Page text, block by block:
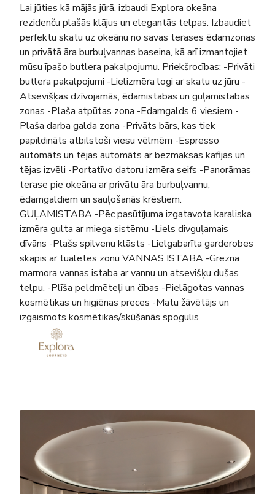
Lai jūties kā mājās jūrā, izbaudi Explora okeāna
rezidenču plašās klājus un elegantās telpas. Izbaudiet
perfektu skatu uz okeānu no savas terases ēdamzonas
un privātā āra burbuļvannas baseina, kā arī izmantojiet
mūsu īpašo butlera pakalpojumu. Priekšrocības: -Privāti
butlera pakalpojumi -Lielizmēra logi ar skatu uz jūru -
Atsevišķas dzīvojamās, ēdamistabas un guļamistabas
zonas -Plaša atpūtas zona -Ēdamgalds 6 viesiem -
Plaša darba galda zona -Privāts bārs, kas tiek
papildināts atbilstoši viesu vēlmēm -Espresso
automāts un tējas automāts ar bezmaksas kafijas un
tējas izvēli -Portatīvo datoru izmēra seifs -Panorāmas
terase pie okeāna ar privātu āra burbuļvannu,
ēdamgaldiem un sauļošanās krēsliem.
GUĻAMISTABA -Pēc pasūtījuma izgatavota karaliska
izmēra gulta ar miega sistēmu -Liels divguļamais
dīvāns -Plašs spilvenu klāsts -Lielgabarīta garderobes
skapis ar tualetes zonu VANNAS ISTABA -Grezna
marmora vannas istaba ar vannu un atsevišķu dušas
telpu. -Plīša peldmēteļi un čības -Pielāgotas vannas
kosmētikas un higiēnas preces -Matu žāvētājs un
izgaismots kosmētikas/skūšanās spogulis